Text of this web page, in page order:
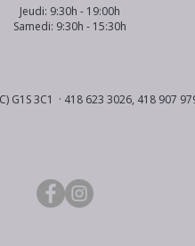
Jeudi: 9:30h - 19:00h
Samedi: 9:30h - 15:30h
G1S 3C1 · 418 623 3026, 418 907